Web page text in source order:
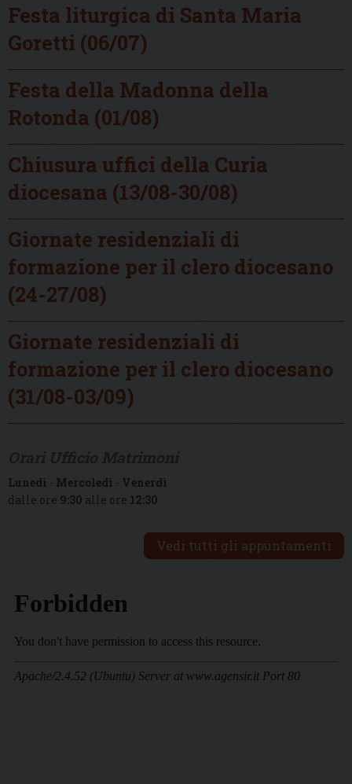
Festa liturgica di Santa Maria
Goretti (06/07)
Festa della Madonna della
Rotonda (01/08)
Chiusura uffici della Curia
diocesana (13/08-30/08)
Giornate residenziali di
formazione per il clero diocesano
(24-27/08)
Giornate residenziali di
formazione per il clero diocesano
(31/08-03/09)
Lunedì - Mercoledì - Venerdì
dalle ore 9:30 alle ore 12:30
Vedi tutti gli appuntamenti